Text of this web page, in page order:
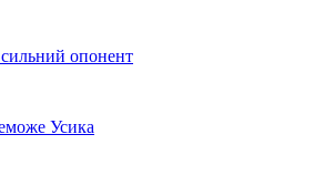
опонент
Усика